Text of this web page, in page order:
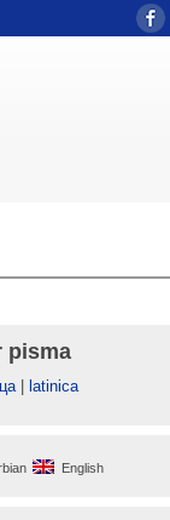
pisma
| latinica
English